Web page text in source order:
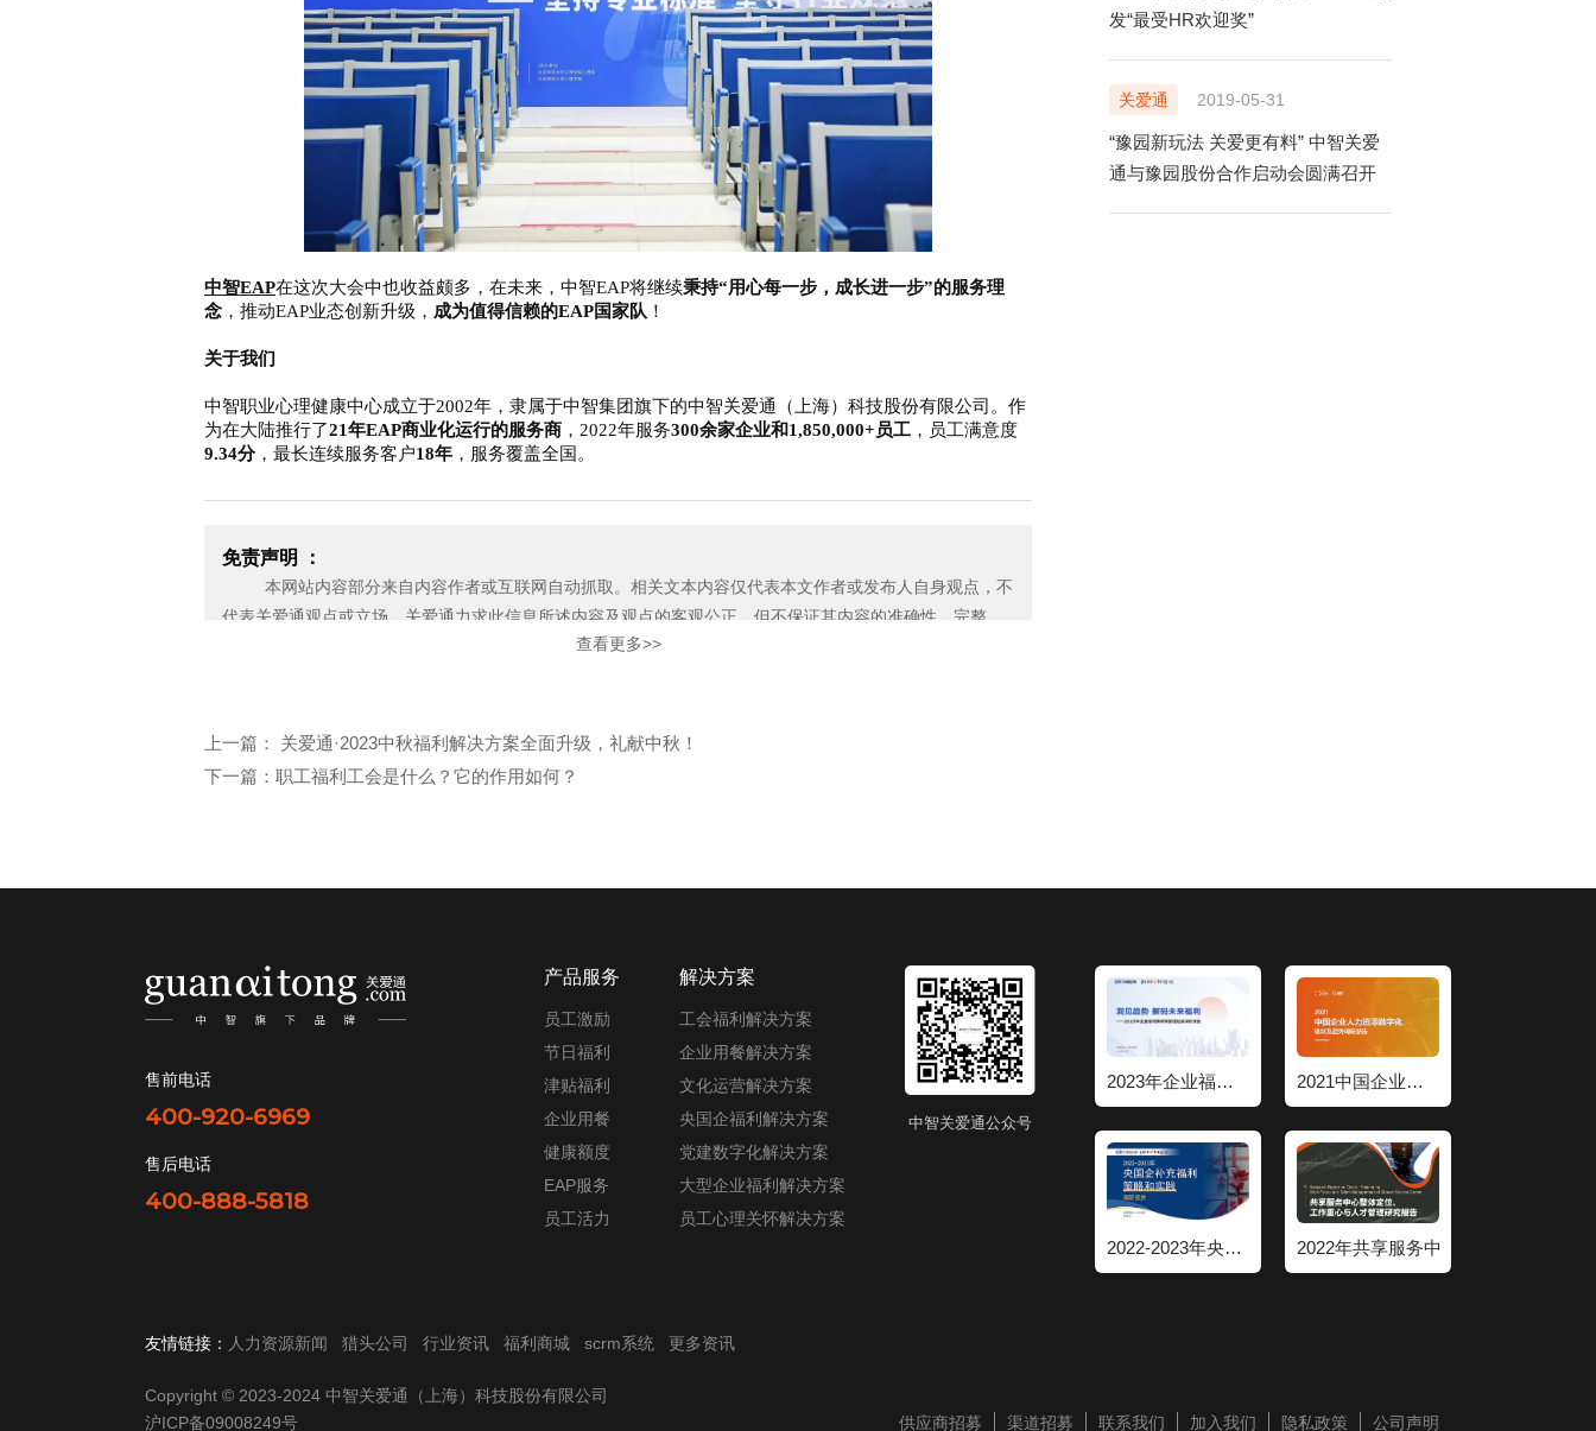
中智EAP在这次大会中也收益颇多，在未来，中智EAP将继续秉持“用心每一步，成长进一步”的服务理
念 ，推动EAP业态创新升级， 成为值得信赖的EAP国家队 ！
关于我们
中智职业心理健康中心成立于2002年，隶属于中智集团旗下的中智关爱通（上海）科技股份有限公司。作
为在大陆推行了21年EAP商业化运行的服务商 ， 2022年服务300余家企业和1,850,000+员工 ，员工满意度
9.34分，最长连续服务客户18年 ，服务覆盖全国。
免责声明 ：
本网站内容部分来自内容作者或互联网自动抓取。相关文本内容仅代表本文作者或发布人自身观点，不
代表关爱通观点或立场。关爱通力求此信息所述内容及观点的客观公正，但不保证其内容的准确性、完整
性，也不保证未来内容不会发生变更。 如本网展示内容的作者及编辑认为其作品不宜上网供大家浏览，或不
邮箱：yan.zheng@guanaitong.com
查看更多>>
上一篇： 关爱通·2023中秋福利解决方案全面升级，礼献中秋！
下一篇：职工福利工会是什么？它的作用如何？
发“最受HR欢迎奖”
关爱通 2019-05-31
“豫园新玩法 关爱更有料” 中智关爱
通与豫园股份合作启动会圆满召开
售前电话
400-920-6969
售后电话
400-888-5818
产品服务
员工激励
节日福利
津贴福利
企业用餐
健康额度
EAP服务
员工活力
解决方案
工会福利解决方案
企业用餐解决方案
文化运营解决方案
央国企福利解决方案
党建数字化解决方案
大型企业福利解决方案
员工心理关怀解决方案
中智关爱通公众号
2023年企业福利策略和管理趋势调研报告 2021中国企业人力资源数字化现状和趋势调研报告
2022-2023年央国企补充福利策略和实践调研报告 2022年共享服务中心整体定位工作重
友情链接： 人力资源新闻 猎头公司 行业资讯 福利商城 scrm系统 更多资讯
Copyright © 2023-2024 中智关爱通（上海）科技股份有限公司
沪ICP备09008249号
供应商招募 渠道招募 联系我们 加入我们 隐私政策 公司声明